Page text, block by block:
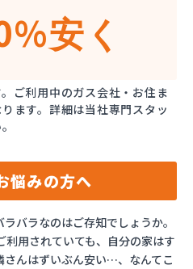
安く
ご利用中のガス会社・お住ま
ます。詳細は当社専門スタッ
悩みの方へ
バラなのはご存知でしょうか。
用されていても、自分の家はす
さんはずいぶん安い…、なんてこ